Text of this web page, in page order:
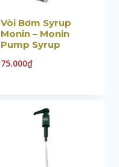
Vòi Bơm Syrup
Monin – Monin
Pump Syrup
75.000₫